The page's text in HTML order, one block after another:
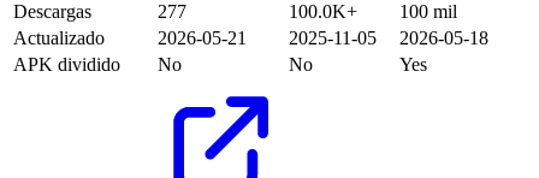
Descargas 277 100.0K+
100 mil
Actualizado
2026-05-21 2025-11-05
2026-05-18
APK dividido
No No Yes